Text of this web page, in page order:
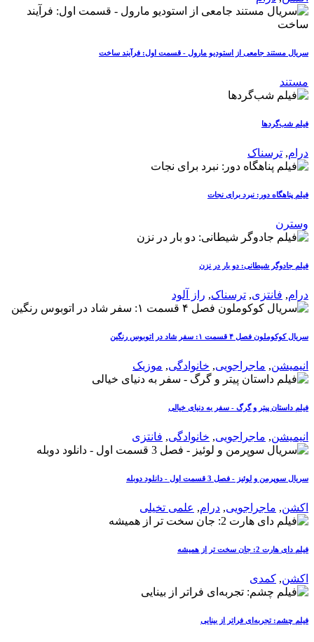
سریال مستند جامعی از استودیو مارول - قسمت اول: فرآیند ساخت
مستند
فیلم شب‌گردها
درام, ترسناک
فیلم پناهگاه دور: نبرد برای نجات
وسترن
فیلم جادوگر شیطانی: دو بار در نزن
درام, فانتزی, ترسناک, راز آلود
سریال کوکوملون فصل ۴ قسمت ۱: سفر شاد در اتوبوس رنگین
انیمیشن, ماجراجویی, خانوادگی, موزیک
فیلم داستان پیتر و گرگ - سفر به دنیای خیالی
انیمیشن, ماجراجویی, خانوادگی, فانتزی
سریال سوپرمن و لوئیز - فصل 3 قسمت اول - دانلود دوبله
اکشن, ماجراجویی, درام, علمی تخیلی
فیلم دای هارت 2: جان سخت تر از همیشه
اکشن, کمدی
فیلم چشم: تجربه‌ای فراتر از بینایی